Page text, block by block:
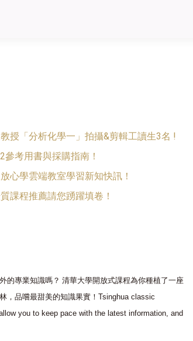
授「分析化學一」拍攝&剪輯工讀生3名 !
參考用書與採購指南！
心學雲端教室學習新知快訊！
課程推薦請您踴躍填卷！
的專業知識嗎？ 清華大學開放式課程為你種植了一座
，品嚐最甜美的知識果實！ Tsinghua classic
you to keep pace with the latest information, and